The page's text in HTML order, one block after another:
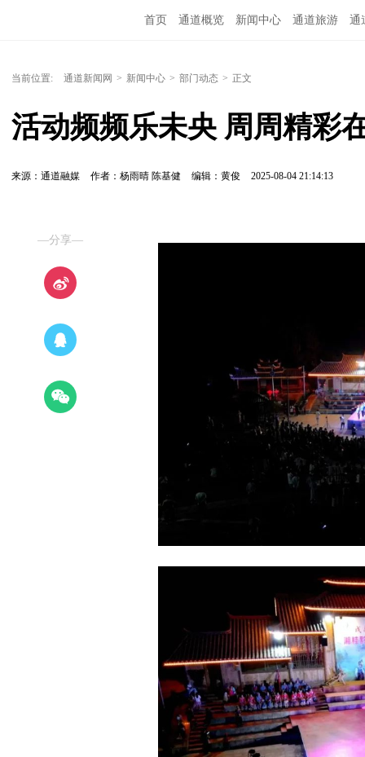
首页 通道概览 新闻中心 通道旅游 通
当前位置: 通道新闻网 > 新闻中心 > 部门动态 > 正文
活动频频乐未央 周周精彩
来源：通道融媒 作者：杨雨晴 陈基健 编辑：黄俊 2025-08-04 21:14:13
—分享—